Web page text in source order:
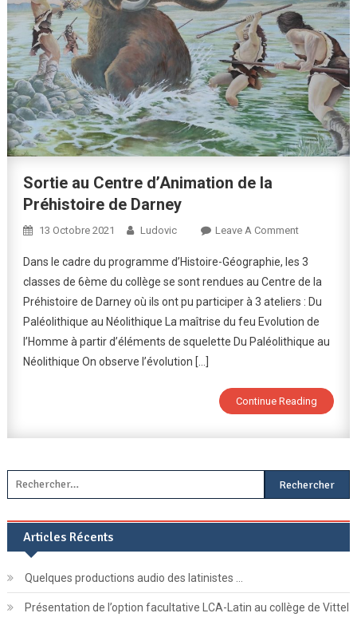
Sortie au Centre d’Animation de la
Préhistoire de Darney
13 Octobre 2021 Ludovic Leave A CommentOn
Au
Centre
D’Animation
De
La
Darney
Dans le cadre du programme d’Histoire-Géographie, les 3
classes de 6ème du collège se sont rendues au Centre de la
Préhistoire de Darney où ils ont pu participer à 3 ateliers : Du
Paléolithique au Néolithique La maîtrise du feu Evolution de
l’Homme à partir d’éléments de squelette Du Paléolithique au
Néolithique On observe l’évolution […]
Continue Reading
Rechercher :
Articles Récents
Quelques productions audio des latinistes …
Présentation de l’option facultative LCA-Latin au collège de Vittel